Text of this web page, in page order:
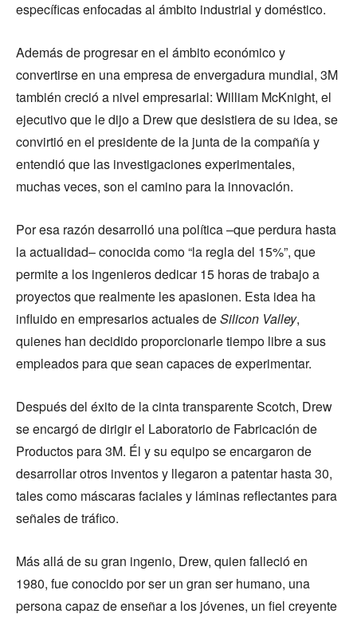
específicas enfocadas al ámbito industrial y doméstico.
Además de progresar en el ámbito económico y
convertirse en una empresa de envergadura mundial, 3M
también creció a nivel empresarial: William McKnight, el
ejecutivo que le dijo a Drew que desistiera de su idea, se
convirtió en el presidente de la junta de la compañía y
entendió que las investigaciones experimentales,
muchas veces, son el camino para la innovación.
Por esa razón desarrolló una política ­–que perdura hasta
la actualidad– conocida como “la regla del 15%”, que
permite a los ingenieros dedicar 15 horas de trabajo a
proyectos que realmente les apasionen. Esta idea ha
influido en empresarios actuales deSilicon Valley,
quienes han decidido proporcionarle tiempo libre a sus
empleados para que sean capaces de experimentar.
Después del éxito de la cinta transparente Scotch, Drew
se encargó de dirigir el Laboratorio de Fabricación de
Productos para 3M. Él y su equipo se encargaron de
desarrollar otros inventos y llegaron a patentar hasta 30,
tales como máscaras faciales y láminas reflectantes para
señales de tráfico.
Más allá de su gran ingenio, Drew, quien falleció en
1980, fue conocido por ser un gran ser humano, una
persona capaz de enseñar a los jóvenes, un fiel creyente